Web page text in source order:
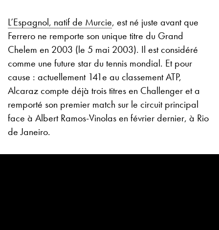
L’Espagnol, natif de Murcie, est né juste avant que
Ferrero ne remporte son unique titre du Grand
Chelem en 2003 (le 5 mai 2003). Il est considéré
comme une future star du tennis mondial. Et pour
cause : actuellement 141e au classement ATP,
Alcaraz compte déjà trois titres en Challenger et a
remporté son premier match sur le circuit principal
face à Albert Ramos-Vinolas en février dernier, à Rio
de Janeiro.